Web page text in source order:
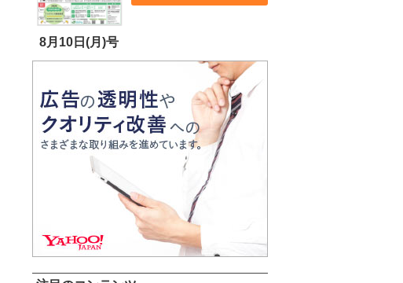
8月10日(月)号